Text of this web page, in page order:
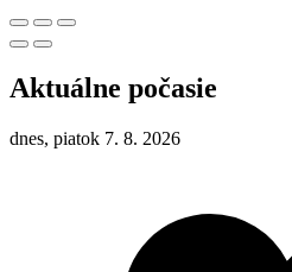
Aktuálne počasie
dnes, piatok 7. 8. 2026